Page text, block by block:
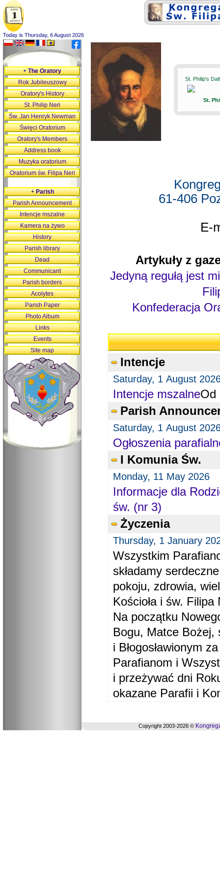
Today is Thursday, 6 August 2026
St. Philip's
St.
61-406
E-
Artykuły z
Jedyną regułą jest
Konfederacja
Intencje
Saturday, 1 August
Intencje mszalneOd
Parish
Saturday, 1 August
Ogłoszenia
I Komunia Św.
Monday, 11 May 2026
Informacje dla
św. (nr 3)
Życzenia
Thursday, 1 January
Wszystkim
składamy
pokoju, zdrowia,
Kościoła i św. Filipa
Na początku
Bogu, Matce Bożej,
i Błogosławionym
Parafianom i
i przeżywać dni
okazane Parafii i
+The Oratory
Rok Jubileuszowy
Oratory's History
St. Philip Neri
Św. Jan Henryk Newman
Święci Oratorium
Oratory's Members
Address book
Muzyka oratorium
Oratorium św. Filipa Neri
+Parish
Parish Announcement
Intencje mszalne
Kamera na żywo
History
Parish library
Dead
Communicant
Parish borders
Acolytes
Parish Paper
Photo Album
Links
Events
Site map
Copyright 2003-2026 ©